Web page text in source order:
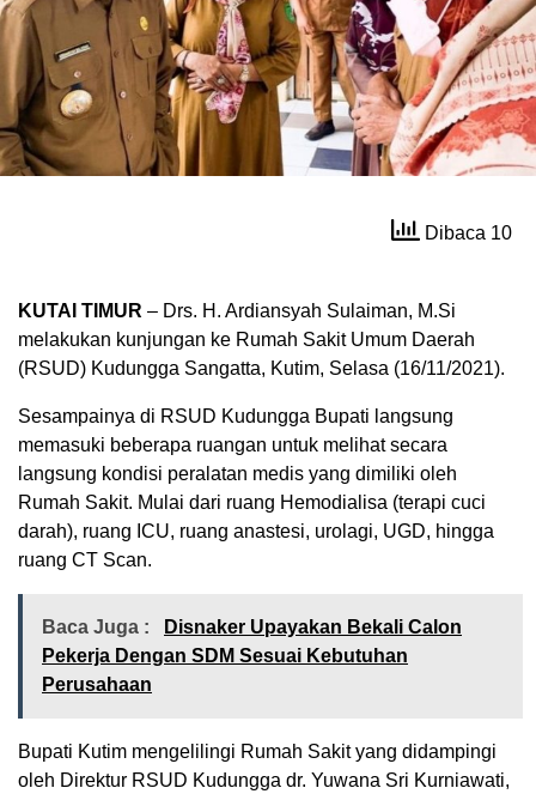
Dibaca 10
KUTAI TIMUR – Drs. H. Ardiansyah Sulaiman, M.Si
melakukan kunjungan ke Rumah Sakit Umum Daerah
(RSUD) Kudungga Sangatta, Kutim, Selasa (16/11/2021).
Sesampainya di RSUD Kudungga Bupati langsung
memasuki beberapa ruangan untuk melihat secara
langsung kondisi peralatan medis yang dimiliki oleh
Rumah Sakit. Mulai dari ruang Hemodialisa (terapi cuci
darah), ruang ICU, ruang anastesi, urolagi, UGD, hingga
ruang CT Scan.
Baca Juga :
Disnaker Upayakan Bekali Calon
Pekerja Dengan SDM Sesuai Kebutuhan
Perusahaan
Bupati Kutim mengelilingi Rumah Sakit yang didampingi
oleh Direktur RSUD Kudungga dr. Yuwana Sri Kurniawati,